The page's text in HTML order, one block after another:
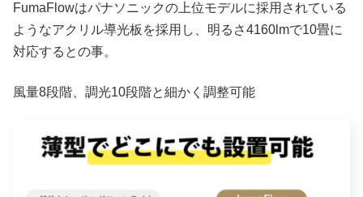
FumaFlowはパナソニックの上位モデルに採用されている
ようなアクリル導光板を採用し、明るさ4160lmで10畳に
対応するとの事。
風量8段階、調光10段階と細かく調整可能